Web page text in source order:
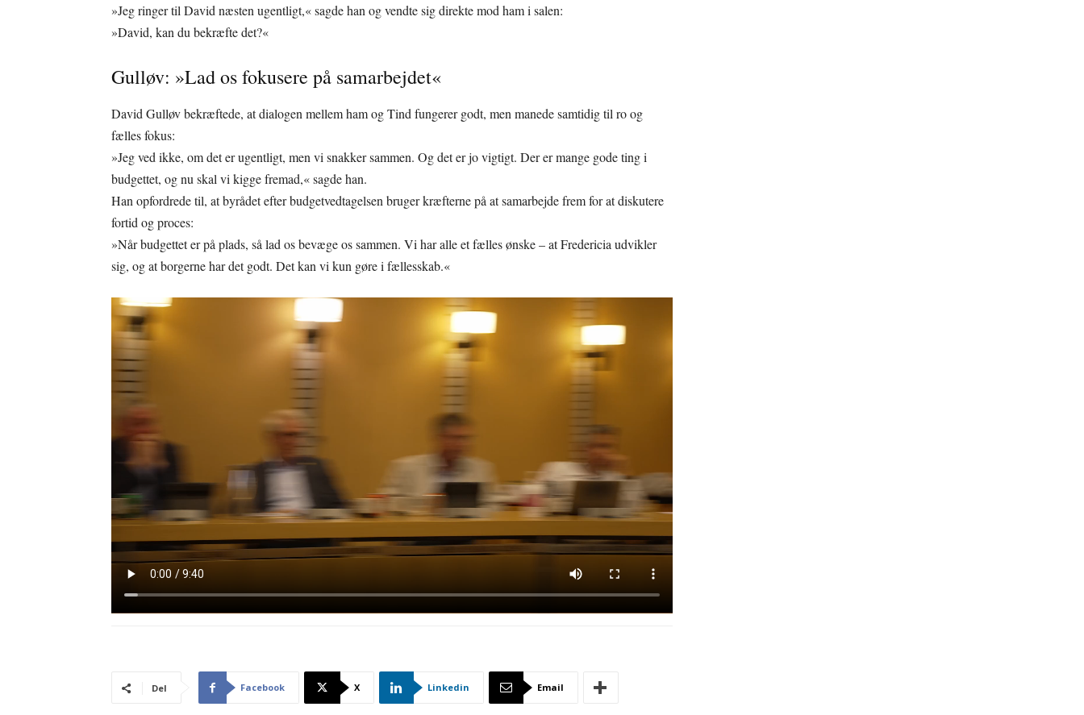
»Jeg ringer til David næsten ugentligt,« sagde han og vendte sig direkte mod ham i salen:
»David, kan du bekræfte det?«
Gulløv: »Lad os fokusere på samarbejdet«
David Gulløv bekræftede, at dialogen mellem ham og Tind fungerer godt, men manede samtidig til ro og
fælles fokus:
»Jeg ved ikke, om det er ugentligt, men vi snakker sammen. Og det er jo vigtigt. Der er mange gode ting i
budgettet, og nu skal vi kigge fremad,« sagde han.
Han opfordrede til, at byrådet efter budgetvedtagelsen bruger kræfterne på at samarbejde frem for at diskutere
fortid og proces:
»Når budgettet er på plads, så lad os bevæge os sammen. Vi har alle et fælles ønske – at Fredericia udvikler
sig, og at borgerne har det godt. Det kan vi kun gøre i fællesskab.«
Del Facebook X Linkedin Email